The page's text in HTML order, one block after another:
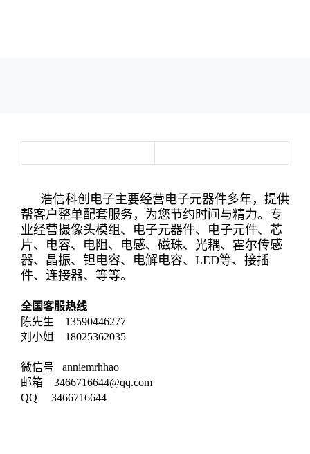
浩信科创电子主要经营电子元器件多年，提供
帮客户整单配套服务，为您节约时间与精力。专
业经营摄像头模组、电子元器件、电子元件、芯
片、电容、电阻、电感、磁珠、光耦、霍尔传感
器、晶振、钽电容、电解电容、LED等、接插
件、连接器、等等。
全国客服热线
陈先生 13590446277
刘小姐 18025362035
微信号 anniemrhhao
邮箱 3466716644@qq.com
QQ 3466716644